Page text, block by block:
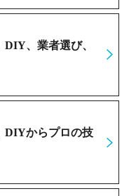
、業者選び、
DIYからプロの技